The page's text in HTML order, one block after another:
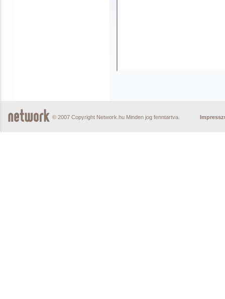
© 2007 Copyright Network.hu Minden jog fenntartva.